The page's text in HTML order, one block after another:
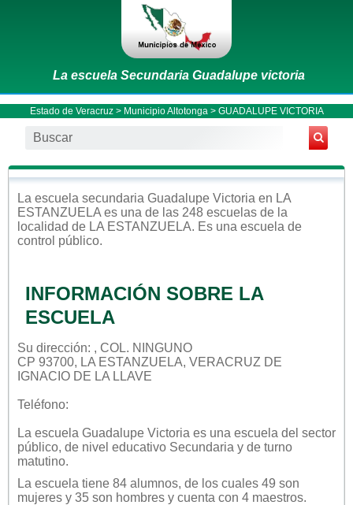
La escuela Secundaria Guadalupe victoria
Estado de Veracruz> Municipio Altotonga > GUADALUPE VICTORIA
La escuela secundaria Guadalupe Victoria en LA
ESTANZUELA es una de las 248 escuelas de la
localidad de LA ESTANZUELA. Es una escuela de
control público.
INFORMACIÓN SOBRE LA
ESCUELA
Su dirección: , COL. NINGUNO
CP 93700, LA ESTANZUELA, VERACRUZ DE
IGNACIO DE LA LLAVE
Teléfono:
La escuela Guadalupe Victoria es una escuela del sector
público, de nivel educativo Secundaria y de turno
matutino.
La escuela tiene 84 alumnos, de los cuales 49 son
mujeres y 35 son hombres y cuenta con 4 maestros.